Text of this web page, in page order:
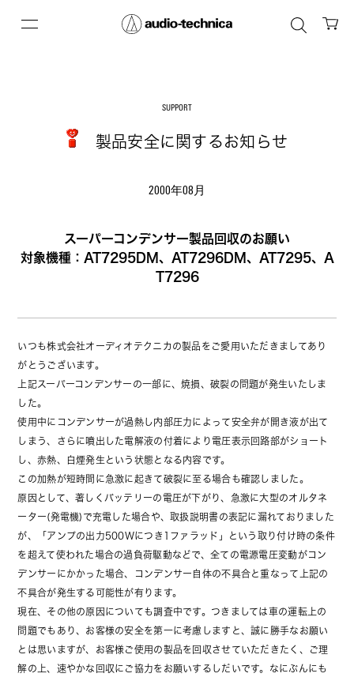
SUPPORT
製品安全に関するお知らせ
2000年08月
スーパーコンデンサー製品回収のお願い
対象機種：AT7295DM、AT7296DM、AT7295、A
T7296
いつも株式会社オーディオテクニカの製品をご愛用いただきましてあり
がとうございます。
上記スーパーコンデンサーの一部に、焼損、破裂の問題が発生いたしま
した。
使用中にコンデンサーが過熱し内部圧力によって安全弁が開き液が出て
しまう、さらに噴出した電解液の付着により電圧表示回路部がショート
し、赤熱、白煙発生という状態となる内容です。
この加熱が短時間に急激に起きて破裂に至る場合も確認しました。
原因として、著しくバッテリーの電圧が下がり、急激に大型のオルタネ
ーター(発電機)で充電した場合や、取扱説明書の表記に漏れておりました
が、「アンプの出力500Wにつき1ファラッド」という取り付け時の条件
を超えて使われた場合の過負荷駆動などで、全ての電源電圧変動がコン
デンサーにかかった場合、コンデンサー自体の不具合と重なって上記の
不具合が発生する可能性が有ります。
現在、その他の原因についても調査中です。つきましては車の運転上の
問題でもあり、お客様の安全を第一に考慮しますと、誠に勝手なお願い
とは思いますが、お客様ご使用の製品を回収させていただきたく、ご理
解の上、速やかな回収にご協力をお願いするしだいです。なにぶんにも